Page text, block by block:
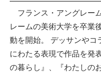
フランス・アングレー
レームの美術大学を卒業
動を開始。 デッサンやコ
にわたる表現で作品を発
の暮らし』、『わたしの